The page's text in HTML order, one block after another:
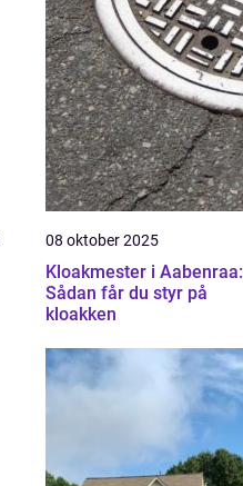
08 oktober 2025
Kloakmester i Aabenraa:
Sådan får du styr på
kloakken